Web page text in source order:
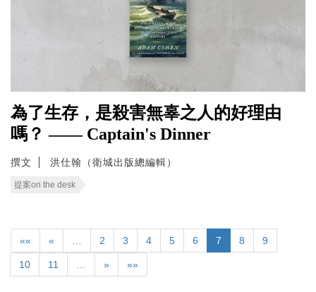
為了生存，是殺害無辜之人的好理由
嗎？ —— Captain's Dinner
撰文 洪仕翰（衛城出版總編輯）
提案on the desk
«« « 2 3 4 5 6 7 8 9
10 11 » »»